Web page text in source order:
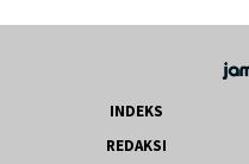
INDEKS
REDAKSI